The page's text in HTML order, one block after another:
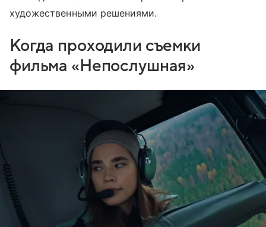
художественными решениями.
Когда проходили съемки
фильма «Непослушная»